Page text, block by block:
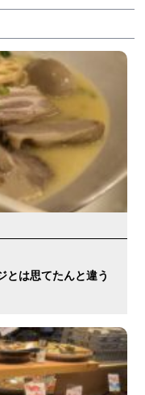
とは思てたんと違う